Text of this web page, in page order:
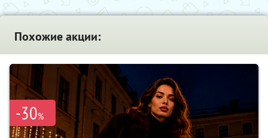
Похожие акции:
-30%